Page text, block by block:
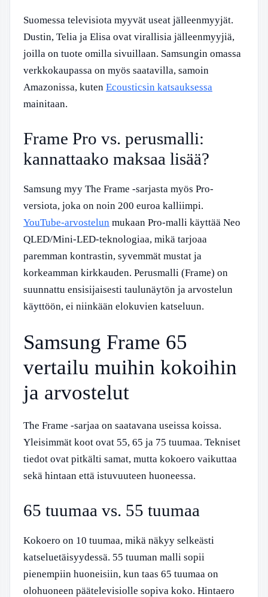
Suomessa televisiota myyvät useat jälleenmyyjät.
Dustin, Telia ja Elisa ovat virallisia jälleenmyyjiä,
joilla on tuote omilla sivuillaan. Samsungin omassa
verkkokaupassa on myös saatavilla, samoin
Amazonissa, kuten Ecousticsin katsauksessa
mainitaan.
Frame Pro vs. perusmalli:
kannattaako maksaa lisää?
Samsung myy The Frame -sarjasta myös Pro-
versiota, joka on noin 200 euroa kalliimpi.
YouTube-arvostelun mukaan Pro-malli käyttää Neo
QLED/Mini-LED-teknologiaa, mikä tarjoaa
paremman kontrastin, syvemmät mustat ja
korkeamman kirkkauden. Perusmalli (Frame) on
suunnattu ensisijaisesti taulunäytön ja arvostelun
käyttöön, ei niinkään elokuvien katseluun.
Samsung Frame 65
vertailu muihin kokoihin
ja arvostelut
The Frame -sarjaa on saatavana useissa koissa.
Yleisimmät koot ovat 55, 65 ja 75 tuumaa. Tekniset
tiedot ovat pitkälti samat, mutta kokoero vaikuttaa
sekä hintaan että istuvuuteen huoneessa.
65 tuumaa vs. 55 tuumaa
Kokoero on 10 tuumaa, mikä näkyy selkeästi
katseluetäisyydessä. 55 tuuman malli sopii
pienempiin huoneisiin, kun taas 65 tuumaa on
olohuoneen päätelevisiolle sopiva koko. Hintaero